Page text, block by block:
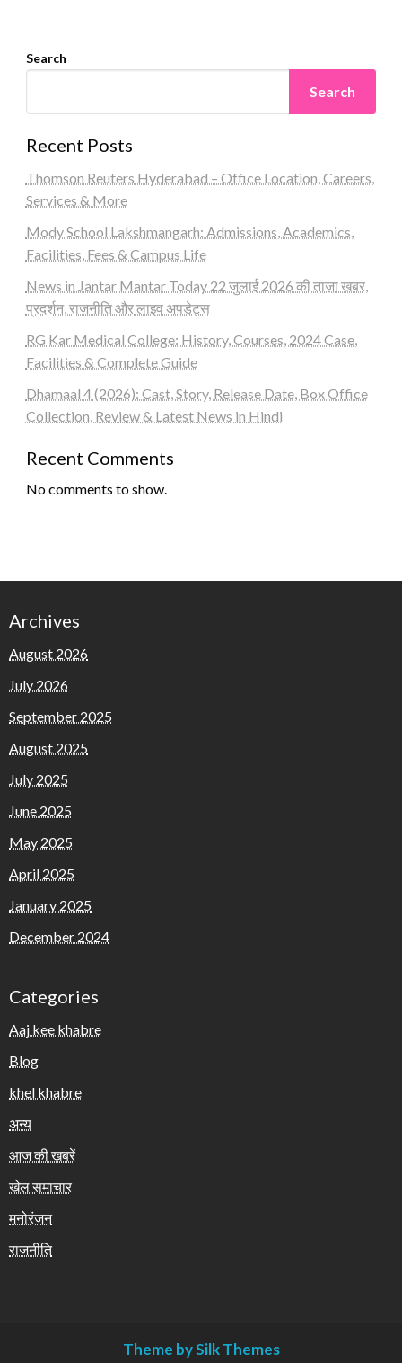
Search
Search
Recent Posts
Thomson Reuters Hyderabad – Office Location, Careers,
Services & More
Mody School Lakshmangarh: Admissions, Academics,
Facilities, Fees & Campus Life
News in Jantar Mantar Today 22 जुलाई 2026 की ताज़ा खबर,
प्रदर्शन, राजनीति और लाइव अपडेट्स
RG Kar Medical College: History, Courses, 2024 Case,
Facilities & Complete Guide
Dhamaal 4 (2026): Cast, Story, Release Date, Box Office
Collection, Review & Latest News in Hindi
Recent Comments
No comments to show.
Archives
August 2026
July 2026
September 2025
August 2025
July 2025
June 2025
May 2025
April 2025
January 2025
December 2024
Categories
Aaj kee khabre
Blog
khel khabre
अन्य
आज की खबरें
खेल समाचार
मनोरंजन
राजनीति
Theme by Silk Themes